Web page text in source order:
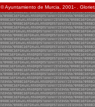
© Ayuntamiento de Murcia, 2001- .